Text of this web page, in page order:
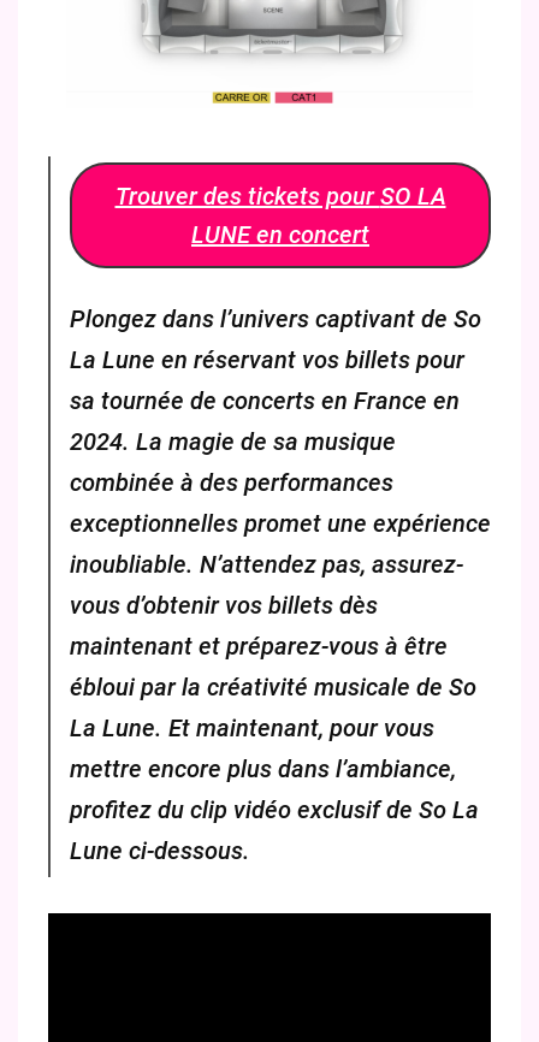
Trouver des tickets pourSO LA
LUNEen concert
Plongez dans l’univers captivant de So
La Lune en réservant vos billets pour
sa tournée de concerts en France en
2024. La magie de sa musique
combinée à des performances
exceptionnelles promet une expérience
inoubliable. N’attendez pas, assurez-
vous d’obtenir vos billets dès
maintenant et préparez-vous à être
ébloui par la créativité musicale de So
La Lune. Et maintenant, pour vous
mettre encore plus dans l’ambiance,
profitez du clip vidéo exclusif de So La
Lune ci-dessous.